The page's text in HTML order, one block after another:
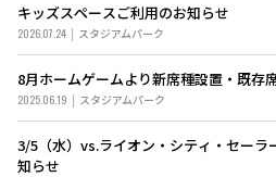
キッズスペースご利用のお知らせ
2026.07.24 スタジアムパーク
8月ホームゲームより新席種設置・既存
2025.06.19 スタジアムパーク
3/5（水）vs.ライオン・シティ・セーラ
知らせ